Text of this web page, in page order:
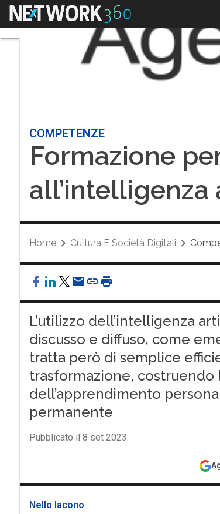
Menu
COMPETENZE
Formazione
Home Cultura E Società Digitali
L’utilizzo dell’intelligenza
discusso e diffuso, come
tratta però di semplice
trasformazione, costruendo
dell’apprendimento
permanente
Pubblicato il 8 set 2023
Nello Iacono